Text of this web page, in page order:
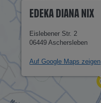
EDEKA DIANA NIX
Eislebener Str. 2
06449 Aschersleben
Auf Google Maps zeigen